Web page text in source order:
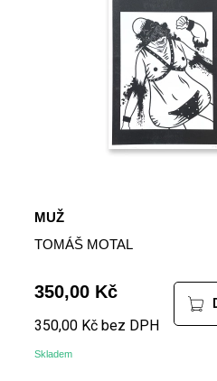
MUŽ
TOMÁŠ MOTAL
350,00 Kč
350,00 Kč bez DPH
Skladem